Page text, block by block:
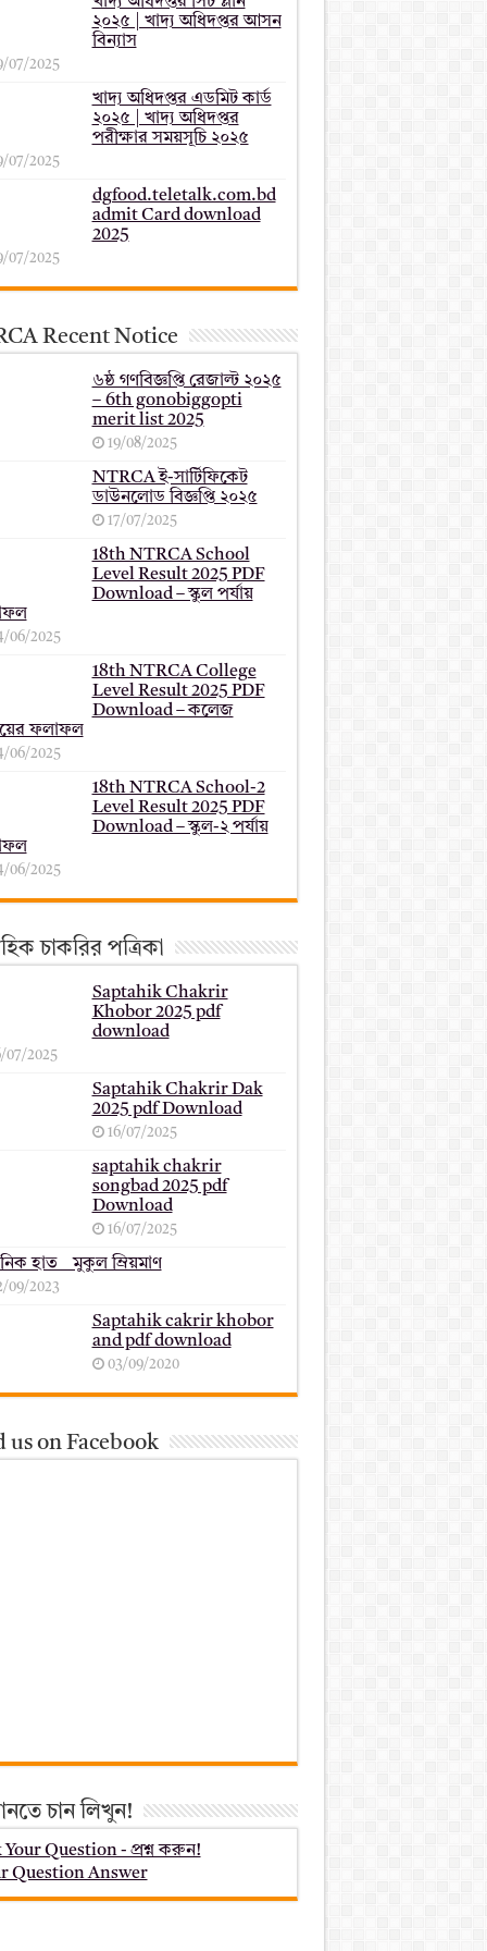
২০২৫ | খাদ্য অধিদপ্তর আসন
বিন্যাস
07/2025
খাদ্য অধিদপ্তর এডমিট কার্ড
২০২৫ | খাদ্য অধিদপ্তর
পরীক্ষার সময়সূচি ২০২৫
07/2025
dgfood.teletalk.com.bd
admit Card download
2025
07/2025
Recent Notice
৬ষ্ঠ গণবিজ্ঞপ্তি রেজাল্ট ২০২৫
– 6th gonobiggopti
merit list 2025
19/08/2025
NTRCA ই-সার্টিফিকেট
ডাউনলোড বিজ্ঞপ্তি ২০২৫
17/07/2025
18th NTRCA School
Level Result 2025 PDF
Download – স্কুল পর্যায়
06/2025
18th NTRCA College
Level Result 2025 PDF
Download – কলেজ
ফলাফল
06/2025
18th NTRCA School-2
Level Result 2025 PDF
Download – স্কুল-২ পর্যায়
06/2025
চাকরির পত্রিকা
Saptahik Chakrir
Khobor 2025 pdf
download
07/2025
Saptahik Chakrir Dak
2025 pdf Download
16/07/2025
saptahik chakrir
songbad 2025 pdf
Download
16/07/2025
হাত _ মুকুল ম্রিয়মাণ
09/2023
Saptahik cakrir khobor
and pdf download
03/09/2020
us on Facebook
চান লিখুন!
Your Question - প্রশ্ন করুন!
Question Answer